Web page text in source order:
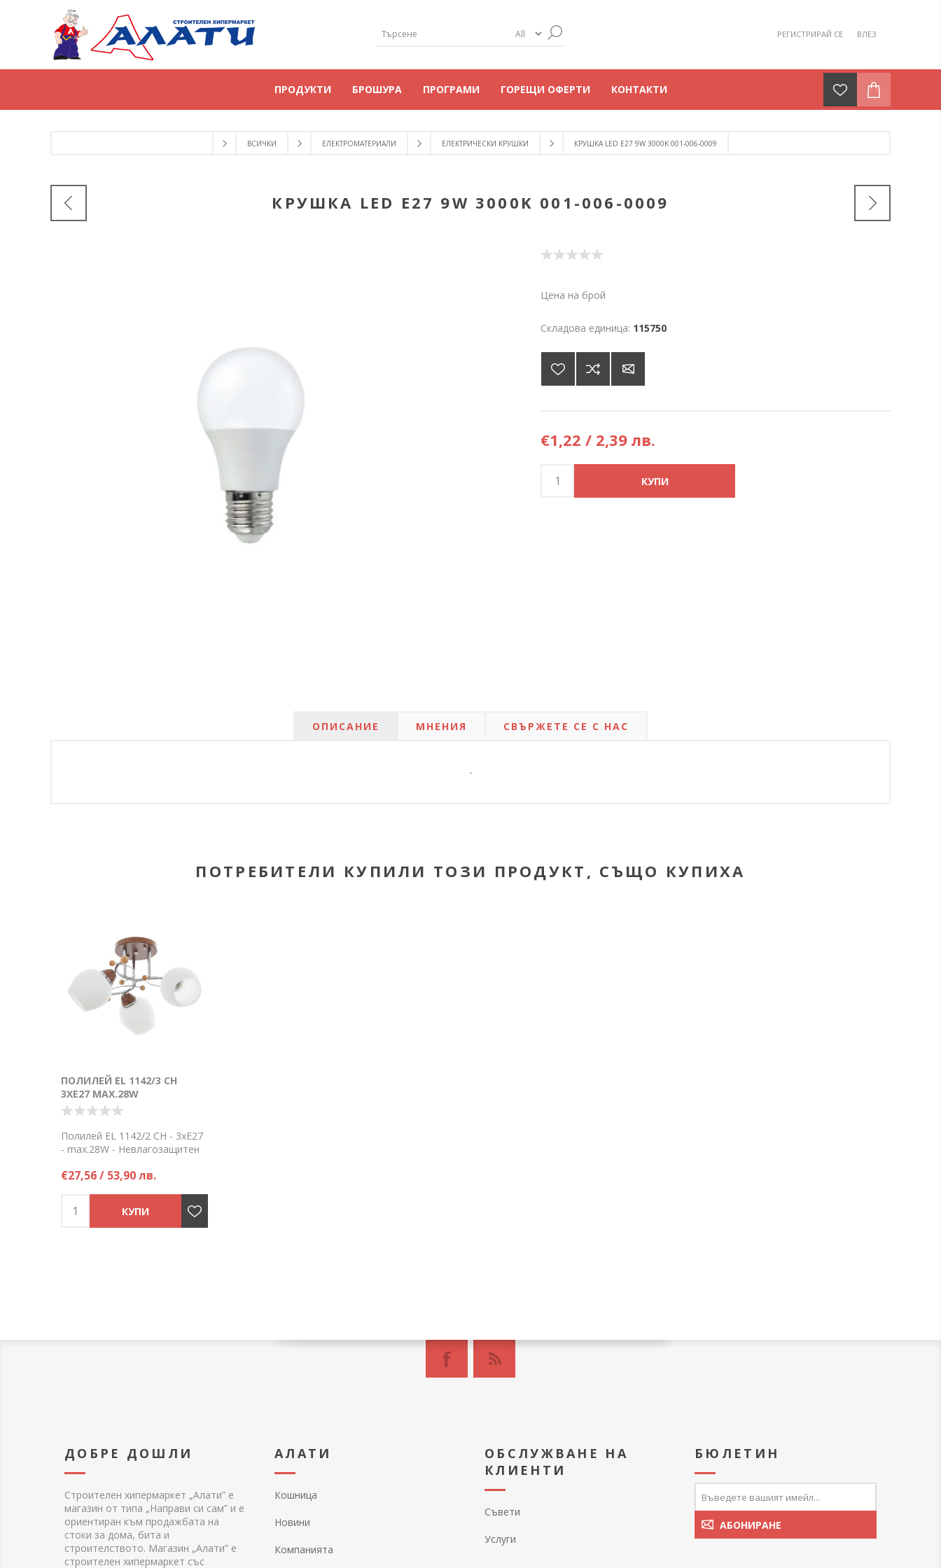
РЕГИСТРИРАЙ СЕ ВЛЕЗ
ПРОДУКТИ БРОШУРА ПРОГРАМИ ГОРЕЩИ ОФЕРТИ КОНТАКТИ
ВСИЧКИ ЕЛЕКТРОМАТЕРИАЛИ ЕЛЕКТРИЧЕСКИ КРУШКИ КРУШКА LED E27 9W 3000K 001-006-0009
КРУШКА LED E27 9W 3000K 001-006-0009
Цена на брой
Складова единица: 115750
€1,22 / 2,39 лв.
ОПИСАНИЕ МНЕНИЯ СВЪРЖЕТЕ СЕ С НАС
-
ПОТРЕБИТЕЛИ КУПИЛИ ТОЗИ ПРОДУКТ, СЪЩО КУПИХА
ПОЛИЛЕЙ EL 1142/3 CH
3ХE27 MAX.28W
Полилей EL 1142/2 CH - 3хE27
- max.28W - Невлагозащитен
Цена на брой
€27,56 / 53,90 лв.
ДОБРЕ ДОШЛИ
Строителен хипермаркет „Алати” е
магазин от типа „Направи си сам” и е
ориентиран към продажбата на
стоки за дома, бита и
строителството. Магазин „Алати” е
строителен хипермаркет със
АЛАТИ
Кошница
Новини
Компанията
ОБСЛУЖВАНЕ НА
КЛИЕНТИ
Съвети
Услуги
БЮЛЕТИН